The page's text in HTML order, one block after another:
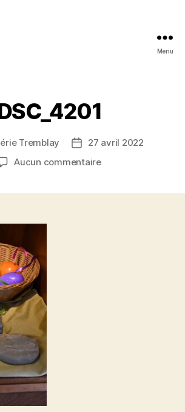
Menu
Tremblay
Date
de
27 avril 2022
Aucun commentairesur